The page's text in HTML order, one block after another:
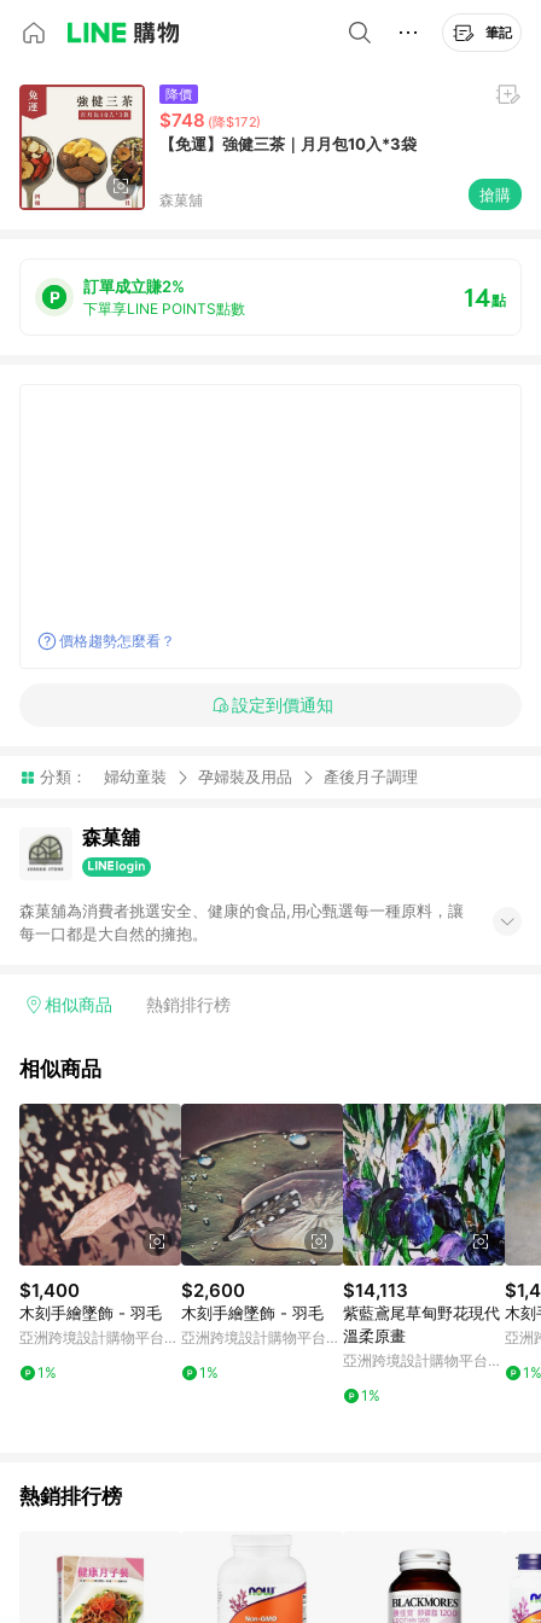
筆記
降價
$748 (降$172)
【免運】強健三茶｜月月包10入*3袋
森菓舖 搶購
訂單成立賺2%
下單享LINE POINTS點數 14點
價格趨勢怎麼看？
設定到價通知
分類： 婦幼童裝 孕婦裝及用品 產後月子調理
森菓舖
森菓舖為消費者挑選安全、健康的食品,用心甄選每一種原料，讓
每一口都是大自然的擁抱。
相似商品 熱銷排行榜
相似商品
$1,400
木刻手繪墜飾 - 羽毛
亞洲跨境設計購物平台
1%
$2,600
木刻手繪墜飾 - 羽毛
亞洲跨境設計購物平台
1%
$14,113
紫藍鳶尾草甸野花現代
溫柔原畫
亞洲跨境設計購物平台
1%
木
亞洲
1%
熱銷排行榜